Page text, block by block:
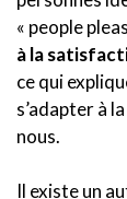
« people
à la
ce qui
s’adapter à
nous.
Il existe un